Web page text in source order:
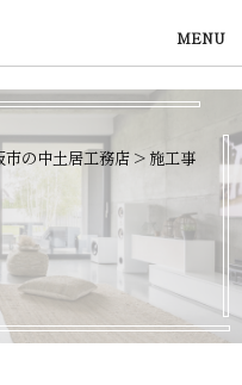
MENU
市の中土居工務店 > 施工事